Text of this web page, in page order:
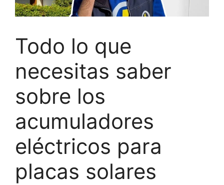
Todo lo que
necesitas saber
sobre los
acumuladores
eléctricos para
placas solares